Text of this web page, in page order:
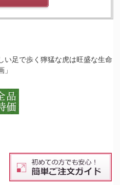
い足で歩く獰猛な虎は旺盛な生命